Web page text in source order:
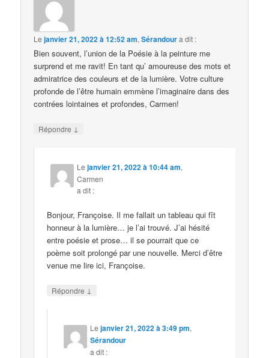
Lejanvier 21, 2022 à 12:52 am,Sérandoura dit :
Bien souvent, l’union de la Poésie à la peinture me
surprend et me ravit! En tant qu’ amoureuse des mots et
admiratrice des couleurs et de la lumière. Votre culture
profonde de l’être humain emmène l’imaginaire dans des
contrées lointaines et profondes, Carmen!
Répondre ↓
Lejanvier 21, 2022 à 10:44 am,
Carmen
a dit :
Bonjour, Françoise. Il me fallait un tableau qui fît
honneur à la lumière… je l’ai trouvé. J’ai hésité
entre poésie et prose… il se pourrait que ce
poème soit prolongé par une nouvelle. Merci d’être
venue me lire ici, Françoise.
Répondre ↓
Lejanvier 21, 2022 à 3:49 pm,
Sérandour
a dit :